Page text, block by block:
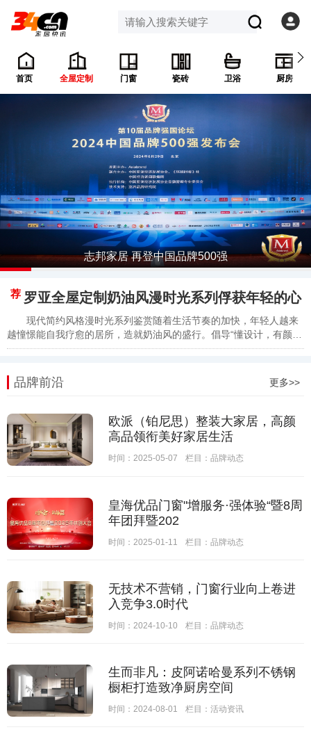
首页 全屋定制 门窗 瓷砖 卫浴 厨房
志邦家居 再登中国品牌500强
荐 罗亚全屋定制奶油风漫时光系列俘获年轻的心
现代简约风格漫时光系列鉴赏随着生活节奏的加快，年轻人越来
越憧憬能自我疗愈的居所，造就奶油风的盛行。倡导“懂设计，有颜
值”的罗亚全屋定制，为贴合消费者新年焕新家的
品牌前沿 更多>>
欧派（铂尼思）整装大家居，高颜
高品领衔美好家居生活
时间：2025-05-07 栏目： 品牌动态
皇海优品门窗"增服务·强体验“暨8周
年团拜暨202
时间：2025-01-11 栏目： 品牌动态
无技术不营销，门窗行业向上卷进
入竞争3.0时代
时间：2024-10-10 栏目： 品牌动态
生而非凡：皮阿诺哈曼系列不锈钢
橱柜打造致净厨房空间
时间：2024-08-01 栏目： 活动资讯